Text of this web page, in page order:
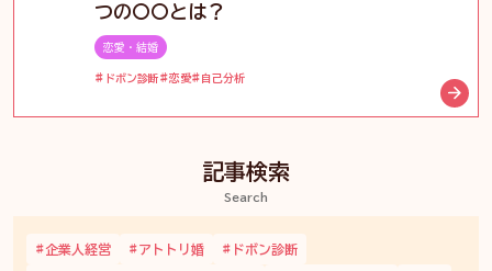
つの〇〇とは？
恋愛・結婚
ドボン診断 恋愛 自己分析
記事検索
Search
企業人経営 アトトリ婚 ドボン診断